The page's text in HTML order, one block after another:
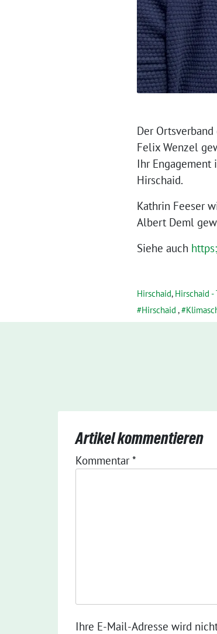
Der
Felix Wenzel
Ihr
Hirschaid.
Kathrin Feeser
Albert Deml
Siehe auch
Hirschaid, Hirschaid -
Hirschaid ,
Artikel kommentieren
Kommentar*
Ihre E-Mail-Adresse wird